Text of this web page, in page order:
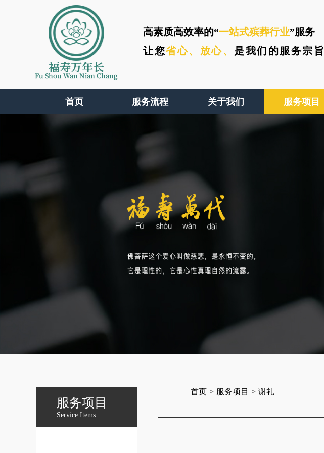
福寿万年长
Fu Shou Wan Nian Chang
高素质高效率的“一站式殡葬行业”服务
让您省心、 放心、 是我们的服务宗旨
首页 服务流程 关于我们 服务项目
服务项目
Service Items
首页 > 服务项目 > 谢礼